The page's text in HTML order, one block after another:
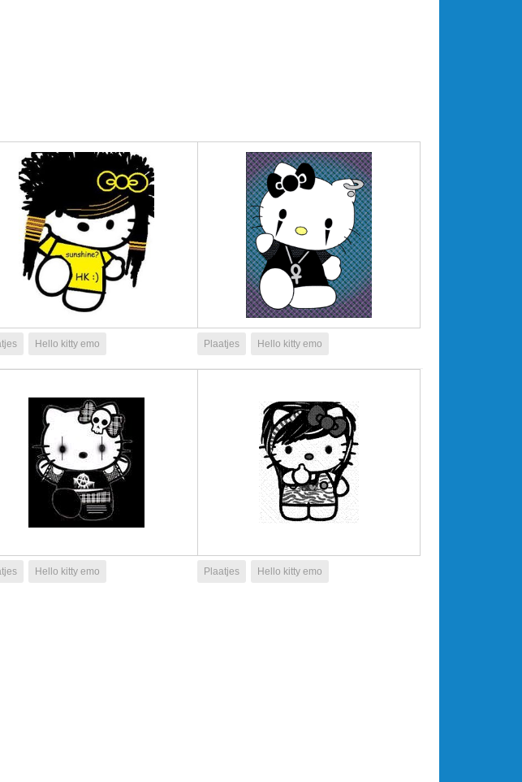
Hello kitty emo Plaatjes Hello kitty emo
Hello kitty emo Plaatjes Hello kitty emo